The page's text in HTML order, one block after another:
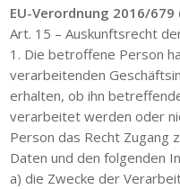
EU-Verordnung 2016/679
Art. 15 – Auskunftsrecht
1. Die betroffene Person
verarbeitenden
erhalten, ob ihn
verarbeitet werden oder
Person das Recht Zugang
Daten und den folgenden
a) die Zwecke der